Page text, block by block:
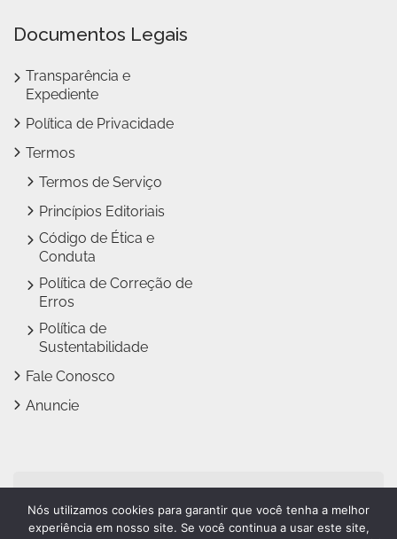
Documentos Legais
Transparência e
Expediente
Política de Privacidade
Termos
Termos de Serviço
Princípios Editoriais
Código de Ética e
Conduta
Política de Correção de
Erros
Política de
Sustentabilidade
Fale Conosco
Anuncie
Jundiaí Notícias faz parte
doGrupo Novo Dia
Nós utilizamos cookies para garantir que você tenha a melhor
experiência em nosso site. Se você continua a usar este site,